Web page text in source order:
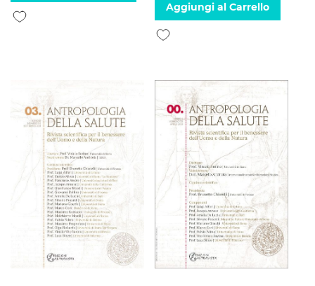
Aggiungi alla lista desideri Aggiungi al Carrello
Aggiungi alla lista desideri